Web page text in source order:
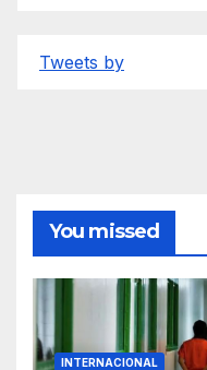
Tweets by
You missed
INTERNACIONAL